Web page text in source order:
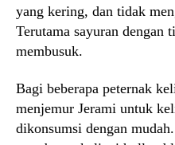
yang kering, dan tidak
Terutama sayuran dengan
membusuk.
Bagi beberapa peternak
menjemur Jerami untuk
dikonsumsi dengan